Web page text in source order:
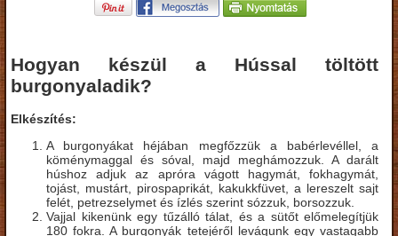
Hogyan készül a Hússal töltött
burgonyaladik?
Elkészítés:
A burgonyákat héjában megfőzzük a babérlevéllel, a
köménymaggal és sóval, majd meghámozzuk. A darált
húshoz adjuk az apróra vágott hagymát, fokhagymát,
tojást, mustárt, pirospaprikát, kakukkfüvet, a lereszelt sajt
felét, petrezselymet és ízlés szerint sózzuk, borsozzuk.
Vajjal kikenünk egy tűzálló tálat, és a sütőt előmelegítjük
180 fokra. A burgonyák tetejéről levágunk egy vastagabb